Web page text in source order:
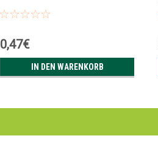
0,47€
IN DEN WARENKORB